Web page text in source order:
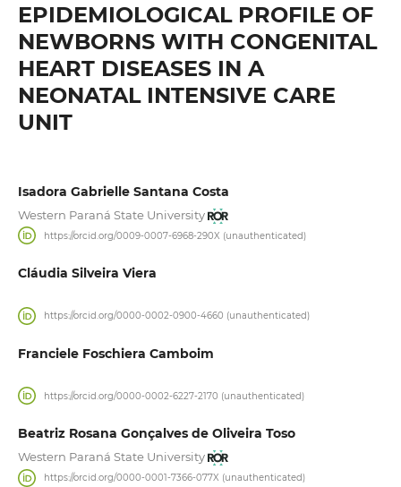
EPIDEMIOLOGICAL PROFILE OF
NEWBORNS WITH CONGENITAL
HEART DISEASES IN A
NEONATAL INTENSIVE CARE
UNIT
Isadora Gabrielle Santana Costa
Western Paraná State University
https://orcid.org/0009-0007-6968-290X (unauthenticated)
Cláudia Silveira Viera
https://orcid.org/0000-0002-0900-4660 (unauthenticated)
Franciele Foschiera Camboim
https://orcid.org/0000-0002-6227-2170 (unauthenticated)
Beatriz Rosana Gonçalves de Oliveira Toso
Western Paraná State University
https://orcid.org/0000-0001-7366-077X (unauthenticated)